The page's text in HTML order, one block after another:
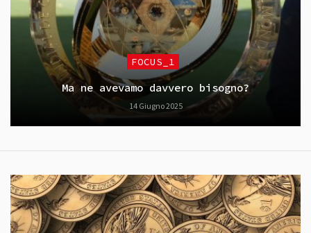
FOCUS_1
Ma ne avevamo davvero bisogno?
14 Giugno 2025